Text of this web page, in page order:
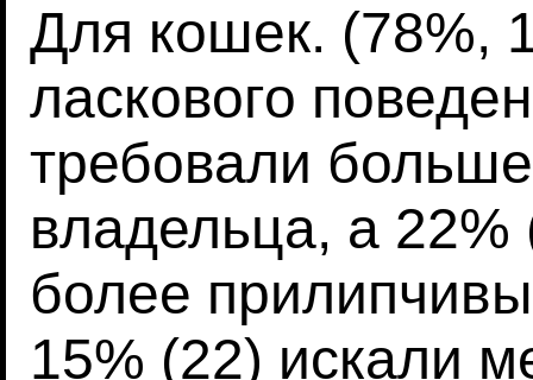
Для кошек. (78%,
ласкового
требовали
владельца, а 22%
более
15% (22) искали